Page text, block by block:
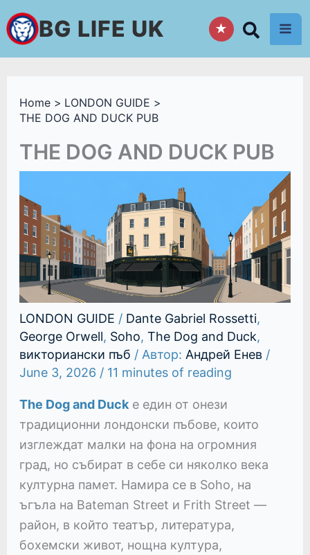
Skip
to
content
BG LIFE UK ★
Home
LONDON GUIDE
THE DOG AND DUCK PUB
THE DOG AND DUCK PUB
LONDON GUIDE / Dante Gabriel Rossetti,
George Orwell, Soho, The Dog and Duck,
викториански пъб / Автор: Андрей Енев /
June 3, 2026 / 11 minutes of reading
The Dog and Duckе един от онези
традиционни лондонски пъбове, които
изглеждат малки на фона на огромния
град, но събират в себе си няколко века
културна памет. Намира се в Soho, на
ъгъла на Bateman Street и Frith Street —
район, в който театър, литература,
бохемски живот, нощна култура,